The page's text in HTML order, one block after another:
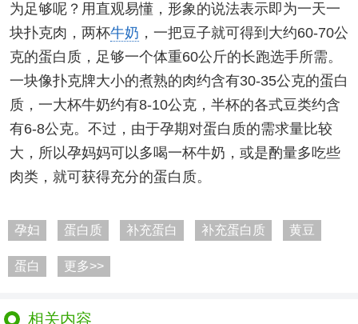
为足够呢？用直观易懂，形象的说法表示即为一天一
块扑克肉，两杯牛奶 ，一把豆子就可得到大约60-70公
克的蛋白质，足够一个体重60公斤的长跑选手所需。
一块像扑克牌大小的煮熟的肉约含有30-35公克的蛋白
质，一大杯牛奶约有8-10公克，半杯的各式豆类约含
有6-8公克。不过，由于孕期对蛋白质的需求量比较
大，所以孕妈妈可以多喝一杯牛奶，或是酌量多吃些
肉类，就可获得充分的蛋白质。
孕妇 蛋白质 补充蛋白 补充蛋白质 黄豆
蛋白 更多>>
相关内容